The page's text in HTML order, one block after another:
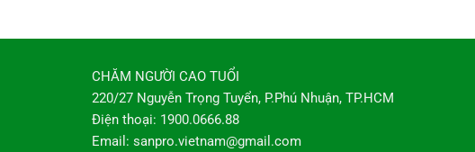
CHĂM NGƯỜI CAO TUỔI
220/27 Nguyễn Trọng Tuyển, P.Phú Nhuận, TP.HCM
Điện thoại: 1900.0666.88
Email: sanpro.vietnam@gmail.com